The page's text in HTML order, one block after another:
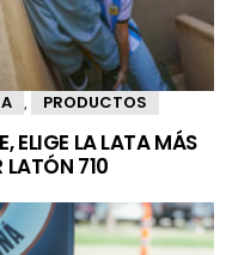
PRODUCTOS
ELIGE LA LATA MÁS
LATÓN 710